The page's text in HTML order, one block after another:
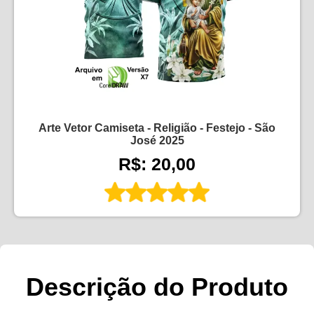
Arte Vetor Camiseta - Religião - Festejo - São
José 2025
R$: 20,00
Descrição do Produto